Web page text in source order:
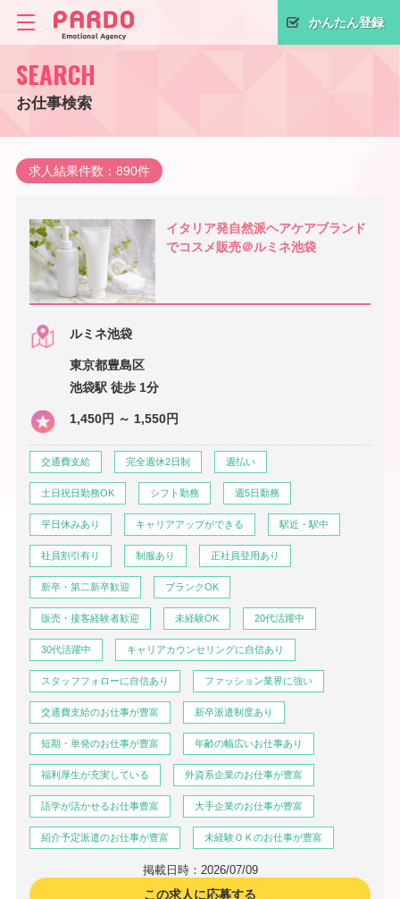
かんたん登録
SEARCH
お仕事検索
求人結果件数：890件
イタリア発自然派ヘアケアブランド
でコスメ販売＠ルミネ池袋
ルミネ池袋
東京都豊島区
池袋駅 徒歩 1分
1,450円 ～ 1,550円
交通費支給 完全週休2日制 週払い
土日祝日勤務OK シフト勤務 週5日勤務
平日休みあり キャリアアップができる 駅近・駅中
社員割引有り 制服あり 正社員登用あり
新卒・第二新卒歓迎 ブランクOK
販売・接客経験者歓迎 未経験OK 20代活躍中
30代活躍中 キャリアカウンセリングに自信あり
スタッフフォローに自信あり ファッション業界に強い
交通費支給のお仕事が豊富 新卒派遣制度あり
短期・単発のお仕事が豊富 年齢の幅広いお仕事あり
福利厚生が充実している 外資系企業のお仕事が豊富
語学が活かせるお仕事豊富 大手企業のお仕事が豊富
紹介予定派遣のお仕事が豊富 未経験ＯＫのお仕事が豊富
掲載日時：2026/07/09
この求人に応募する